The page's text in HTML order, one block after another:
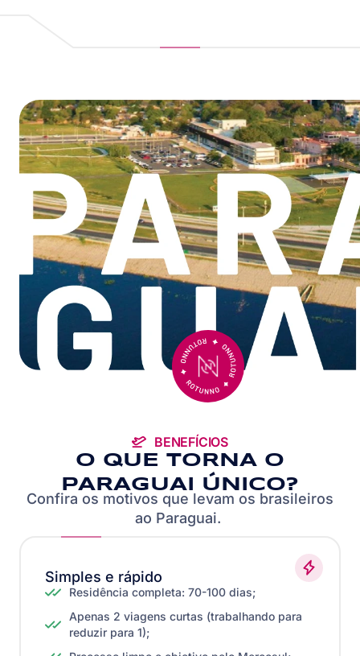
BENEFÍCIOS
O QUE TORNA O
PARAGUAI ÚNICO?
Confira os motivos que levam os brasileiros
ao Paraguai.
Simples e rápido
Residência completa: 70-100 dias;
Apenas 2 viagens curtas (trabalhando para
reduzir para 1);